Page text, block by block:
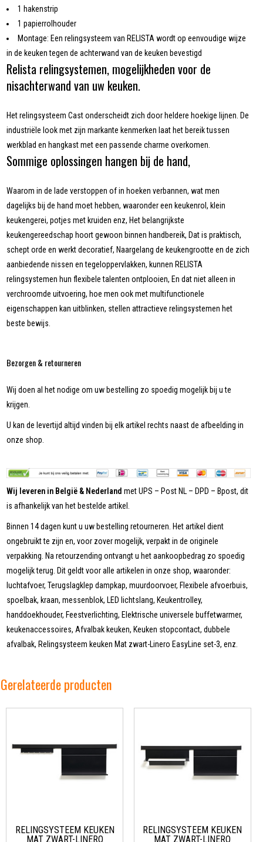
1 hakenstrip
1 papierrolhouder
Montage: Een relingsysteem van RELISTA wordt op eenvoudige wijze
in de keuken tegen de achterwand van de keuken bevestigd
Relista relingsystemen, mogelijkheden voor de
nisachterwand van uw keuken.
Het relingsysteem Cast onderscheidt zich door heldere hoekige lijnen. De
industriële look met zijn markante kenmerken laat het bereik tussen
werkblad en hangkast met een passende charme overkomen.
Sommige oplossingen hangen bij de hand,
Waarom in de lade verstoppen of in hoeken verbannen, wat men
dagelijks bij de hand moet hebben, waaronder een keukenrol, klein
keukengerei, potjes met kruiden enz, Het belangrijkste
keukengereedschap hoort gewoon binnen handbereik, Dat is praktisch,
schept orde en werkt decoratief, Naargelang de keukengrootte en de zich
aanbiedende nissen en tegeloppervlakken, kunnen RELISTA
relingsystemen hun flexibele talenten ontplooien, En dat niet alleen in
verchroomde uitvoering, hoe men ook met multifunctionele
eigenschappen kan uitblinken, stellen attractieve relingsystemen het
beste bewijs.
Bezorgen & retourneren
Wij doen al het nodige om uw bestelling zo spoedig mogelijk bij u te
krijgen.
U kan de levertijd altijd vinden bij elk artikel rechts naast de afbeelding in
onze shop.
Wij leveren in België & Nederland met UPS – Post NL – DPD – Bpost, dit
is afhankelijk van het bestelde artikel.
Binnen 14 dagen kunt u uw bestelling retourneren. Het artikel dient
ongebruikt te zijn en, voor zover mogelijk, verpakt in de originele
verpakking. Na retourzending ontvangt u het aankoopbedrag zo spoedig
mogelijk terug. Dit geldt voor alle artikelen in onze shop, waaronder:
luchtafvoer, Terugslagklep dampkap, muurdoorvoer, Flexibele afvoerbuis,
spoelbak, kraan, messenblok, LED lichtslang, Keukentrolley,
handdoekhouder, Feestverlichting, Elektrische universele buffetwarmer,
keukenaccessoires, Afvalbak keuken, Keuken stopcontact, dubbele
afvalbak, Relingsysteem keuken Mat zwart-Linero EasyLine set-3, enz.
Gerelateerde producten
RELINGSYSTEEM KEUKEN
MAT ZWART-LINERO
RELINGSYSTEEM KEUKEN
MAT ZWART-LINERO